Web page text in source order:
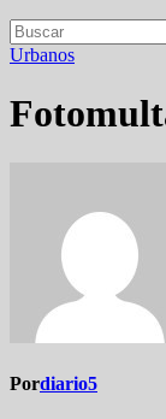
Urbanos
Pordiario5